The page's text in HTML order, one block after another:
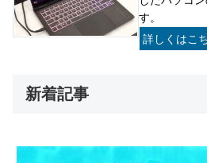
す。
詳しくはこ
新着記事